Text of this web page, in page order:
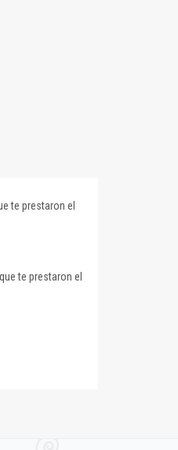
te prestaron el
te prestaron el